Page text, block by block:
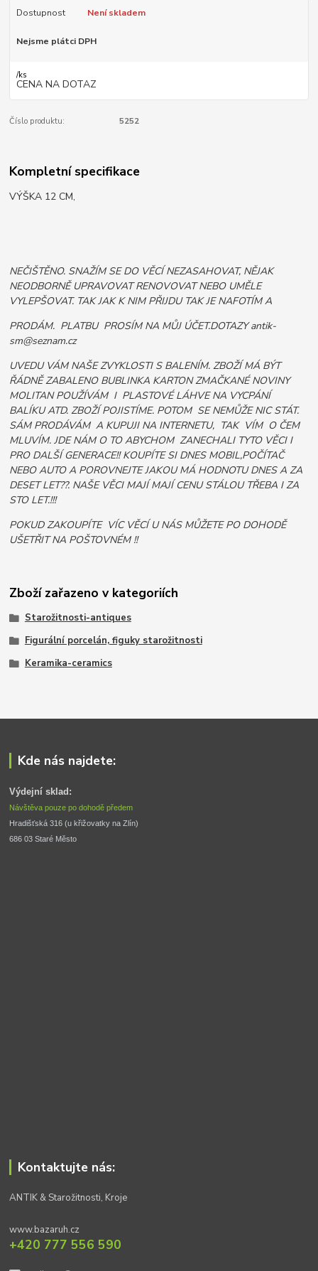
Dostupnost Není skladem
Nejsme plátci DPH
/ks
CENA NA DOTAZ
Číslo produktu: 5252
Kompletní specifikace
VÝŠKA 12 CM,
NEČIŠTĚNO. SNAŽÍM SE DO VĚCÍ NEZASAHOVAT, NĚJAK
NEODBORNĚ UPRAVOVAT RENOVOVAT NEBO UMĚLE
VYLEPŠOVAT. TAK JAK K NIM PŘIJDU TAK JE NAFOTÍM A
PRODÁM. PLATBU PROSÍM NA MŮJ ÚČET.DOTAZY antik-
sm@seznam.cz
UVEDU VÁM NAŠE ZVYKLOSTI S BALENÍM. ZBOŽÍ MÁ BÝT
ŘÁDNĚ ZABALENO BUBLINKA KARTON ZMAČKANÉ NOVINY
MOLITAN POUŽÍVÁM I PLASTOVÉ LÁHVE NA VYCPÁNÍ
BALÍKU ATD. ZBOŽÍ POJISTÍME. POTOM SE NEMŮŽE NIC STÁT.
SÁM PRODÁVÁM A KUPUJI NA INTERNETU, TAK VÍM O ČEM
MLUVÍM. JDE NÁM O TO ABYCHOM ZANECHALI TYTO VĚCI I
PRO DALŠÍ GENERACE!! KOUPÍTE SI DNES MOBIL,POČÍTAČ
NEBO AUTO A POROVNEJTE JAKOU MÁ HODNOTU DNES A ZA
DESET LET??. NAŠE VĚCI MAJÍ MAJÍ CENU STÁLOU TŘEBA I ZA
STO LET.!!!
POKUD ZAKOUPÍTE VÍC VĚCÍ U NÁS MŮŽETE PO DOHODĚ
UŠETŘIT NA POŠTOVNÉM !!
Zboží zařazeno v kategoriích
Starožitnosti-antiques
Figurální porcelán, figuky starožitnosti
Keramika-ceramics
Kde nás najdete:
Výdejní sklad:
Návštěva pouze po dohodě předem
Hradišťská 316 (u křižovatky na Zlín)
686 03 Staré Město
Kontaktujte nás:
ANTIK & Starožitnosti, Kroje
www.bazaruh.cz
+420 777 556 590